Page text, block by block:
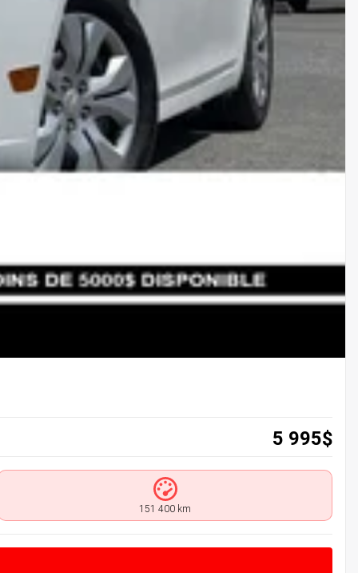
5 995$
151 400 km